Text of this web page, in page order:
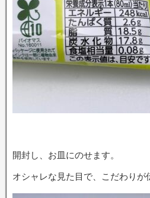
開封し、お皿にのせます。
オシャレな見た目で、こだわりが